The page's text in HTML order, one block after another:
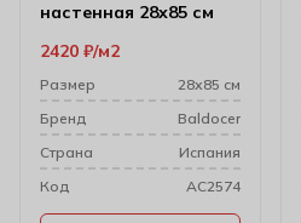
настенная 28х85 см
2420 ₽ м2
Размер
28х85 см
Бренд
Baldocer
Cтрана
Испания
Код
AC2574